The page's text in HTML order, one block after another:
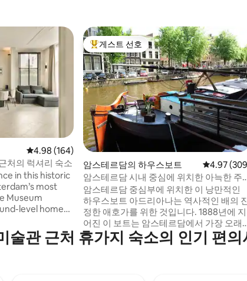
평점 4.98점(5점 만점), 후기 164개
4.98 (164)
처의 럭셔리 숙소
in this historic
most
Museum
Rijksmuseum
Van Gogh and
상위 게스트 선호
게스트 선호
암스테르담의 하우스보트 평점 4.97
4.97
암스테르담 시내 중심에 위치한 아늑한 주
거용 보트
암스테르담 중심부에 위치한 이 낭만적인
하우스보트 아드리아나는 역사적인 배의
정한 애호가를 위한 것입니다. 1888년에 지
어진 이 보트는 암스테르담에서 가장 오래
된 보트 중 하나이며, 안네 프랑크 하우스와
중앙역 근처의 요르단에 위치해 있습니다.
술관 근처 휴가지 숙소의 인기 편의